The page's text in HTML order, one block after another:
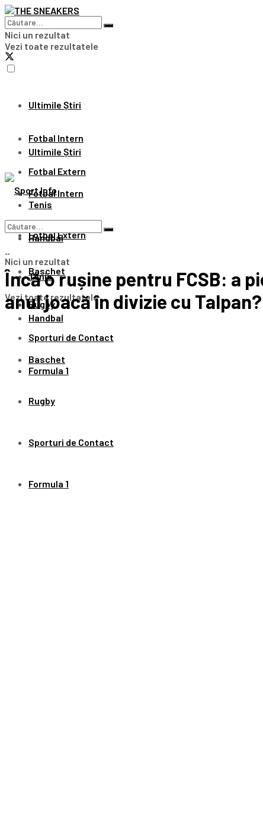
Nici un rezultat
Vezi toate rezultatele
Ultimile Știri
Fotbal Intern
Fotbal Extern
Tenis
Handbal
Baschet
Rugby
Sporturi de Contact
Formula 1
Ultimile Știri
Fotbal Intern
Fotbal Extern
Tenis
Handbal
Baschet
Rugby
Sporturi de Contact
Formula 1
Nici un rezultat
Vezi toate rezultatele
Încă o rușine pentru FCSB: a
anul joacă în divizie cu Talpan?